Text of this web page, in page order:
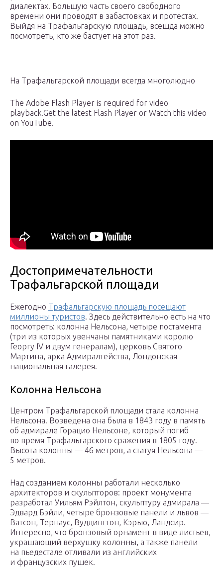
диалектах. Большую часть своего свободного
времени они проводят в забастовках и протестах.
Выйдя на Трафальгарскую площадь, всешда можно
посмотреть, кто же бастует на этот раз.
На Трафальгарской площади всегда многолюдно
The Adobe Flash Player is required for video
playback.Get the latest Flash Player or Watch this video
on YouTube.
Достопримечательности
Трафальгарской площади
Ежегодно Трафальгарскую площадь посещают
миллионы туристов. Здесь действительно есть на что
посмотреть: колонна Нельсона, четыре постамента
(три из которых увенчаны памятниками королю
Георгу IV и двум генералам), церковь Святого
Мартина, арка Адмиралтейства, Лондонская
национальная галерея.
Колонна Нельсона
Центром Трафальгарской площади стала колонна
Нельсона. Возведена она была в 1843 году в память
об адмирале Горацио Нельсоне, который погиб
во время Трафальгарского сражения в 1805 году.
Высота колонны — 46 метров, а статуя Нельсона —
5 метров.
Над созданием колонны работали несколько
архитекторов и скульпторов: проект монумента
разработал Уильям Рэйлтон, скульптуру адмирала —
Эдвард Бэйли, четыре бронзовые панели и львов —
Ватсон, Тернаус, Вуддингтон, Кэрью, Ландсир.
Интересно, что бронзовый орнамент в виде листьев,
украшающий верхушку колонны, а также панели
на пьедестале отливали из английских
и французских пушек.